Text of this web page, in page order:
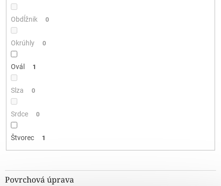
Obdĺžnik 0
Okrúhly 0
Ovál 1
Slza 0
Srdce 0
Štvorec 1
Povrchová úprava